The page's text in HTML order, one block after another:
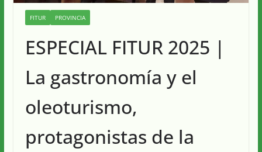
FITUR PROVINCIA
ESPECIAL FITUR 2025 |
La gastronomía y el
oleoturismo,
protagonistas de la